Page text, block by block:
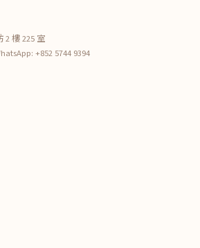
2 樓 225 室
+852 5744 9394